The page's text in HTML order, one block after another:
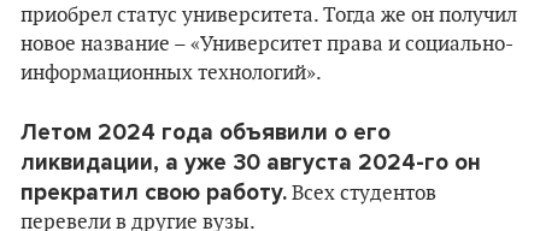
приобрел статус университета. Тогда же он получил
новое название – «Университет права и социально-
информационных технологий».
Летом 2024 года объявили о его
ликвидации, а уже 30 августа 2024-го он
прекратил свою работу. Всех студентов
перевели в другие вузы.